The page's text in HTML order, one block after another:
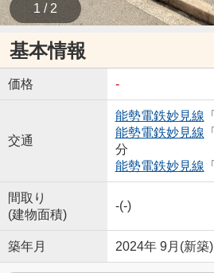
1 / 2
基本情報
価格 -
交通
能勢電鉄妙見線 「
能勢電鉄妙見線 「
分
能勢電鉄妙見線 「
間取り
(建物面積)
-(-)
築年月 2024年 9月(新築)